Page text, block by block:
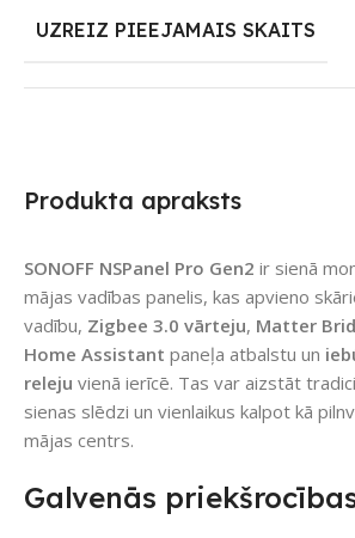
Produkta apraksts
SONOFF NSPanel Pro Gen2 ir sienā
mājas vadības panelis, kas apvieno
vadību, Zigbee 3.0 vārteju, Matter
Home Assistant paneļa atbalstu un
releju vienā ierīcē. Tas var aizstāt
sienas slēdzi un vienlaikus kalpot kā
mājas centrs.
Galvenās
UZREIZ PIEEJAMAIS SKAITS